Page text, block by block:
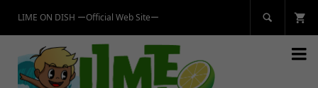
LIME ON DISH ーOfficial Web Siteー 
